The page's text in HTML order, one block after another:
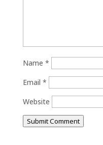
Name *
Email *
Website
Submit Comment